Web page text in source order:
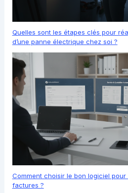
Quelles sont les étapes clés pour
d’une panne électrique chez soi ?
Comment choisir le bon logiciel
factures ?